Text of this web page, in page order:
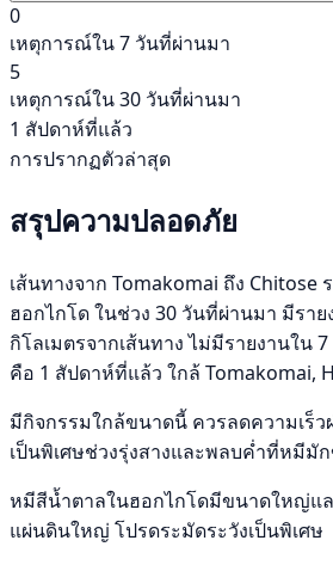
0
เหตุการณ์ใน 7 วันที่ผ่านมา
5
เหตุการณ์ใน 30 วันที่ผ่านมา
1 สัปดาห์ที่แล้ว
การปรากฏตัวล่าสุด
สรุปความปลอดภัย
เส้นทางจาก Tomakomai ถึง Chitose
ฮอกไกโด ในช่วง 30 วันที่ผ่านมา มีรา
กิโลเมตรจากเส้นทาง ไม่มีรายงานใน
คือ 1 สัปดาห์ที่แล้ว ใกล้ Tomakomai,
มีกิจกรรมใกล้ขนาดนี้ ควรลดความเร็ว
เป็นพิเศษช่วงรุ่งสางและพลบค่ำที่หมีมั
หมีสีน้ำตาลในฮอกไกโดมีขนาดใหญ่แ
แผ่นดินใหญ่ โปรดระมัดระวังเป็นพิเศษ